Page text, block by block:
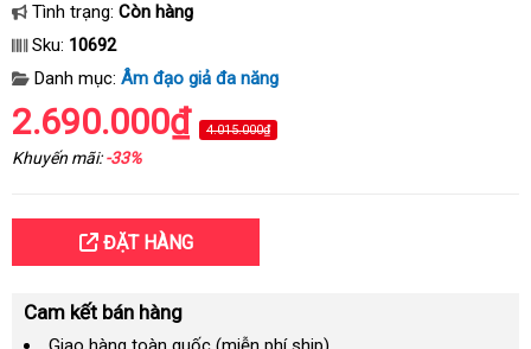
Tình trạng: Còn hàng
Sku: 10692
Danh mục: Âm đạo giả đa năng
2.690.000₫ 4.015.000₫
Khuyến mãi:-33%
ĐẶT HÀNG
Cam kết bán hàng